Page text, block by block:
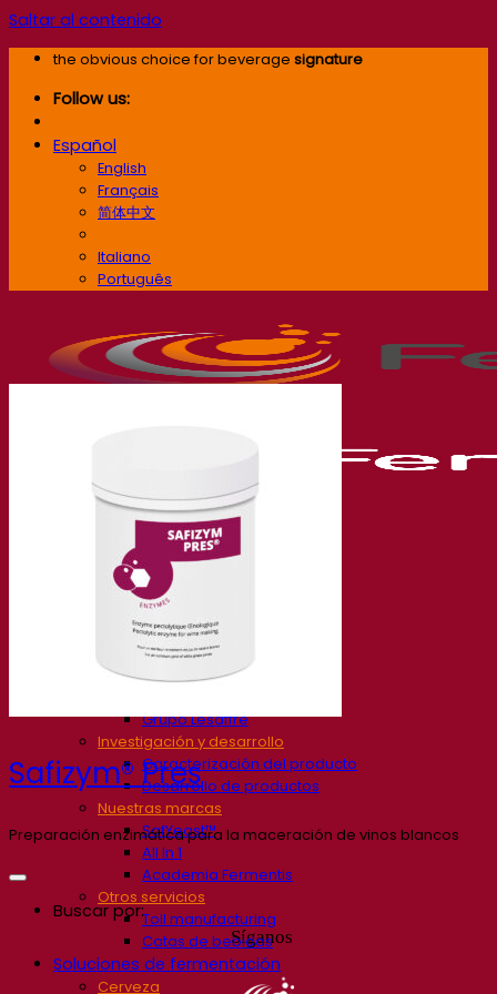
Saltar al contenido
the obvious choice for beverage signature
Follow us:
Español
English
Français
简体中文
Italiano
Português
Nuestra empresa
Sobre nosotros
Expertos en fermentación
El Campus de Fermentis
Un equipo apasionado
Grupo Lesaffre
Investigación y desarrollo
Caracterización del producto
Desarrollo de productos
Nuestras marcas
SafYeast™
All In 1
Academia Fermentis
Otros servicios
Toll manufacturing
Catas de bebidas
Soluciones de fermentación
Cerveza
Safizym® Pres
Preparación enzimática para la maceración de vinos blancos
Síganos
Buscar por: